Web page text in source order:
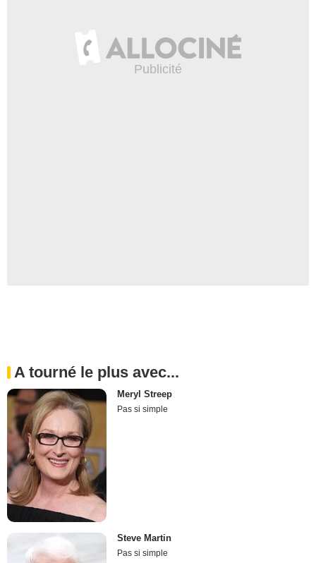
A tourné le plus avec...
Meryl Streep
Pas si simple
Steve Martin
Pas si simple